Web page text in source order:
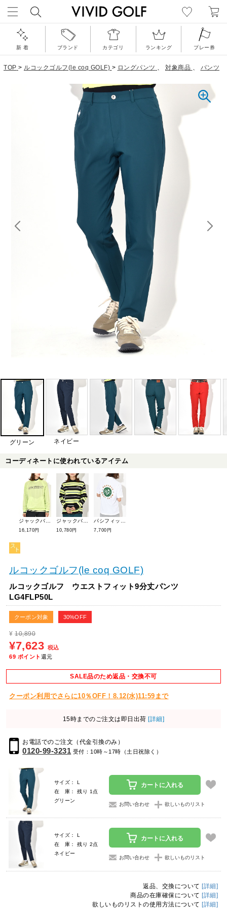
新 着 ブランド カテゴリ ランキング プレー券
TOP > ルコックゴルフ(le coq GOLF) > ロングパンツ 、 対象商品 、 パンツ
グリーン ネイビー
コーディネートに使われているアイテム
16,170円 10,780円 7,700円
ルコックゴルフ(le coq GOLF)
ルコックゴルフ ウエストフィット9分丈パンツ
LG4FLP50L
クーポン対象 30%OFF
¥ 10,890
¥7,623 税込
69 ポイント 還元
SALE品のため返品・交換不可
クーポン利用でさらに10％OFF！8.12(水)11:59まで
15時までのご注文は即日出荷 [詳細]
お電話でのご注文（代金引換のみ）
0120-99-3231 受付：10時～17時（土日祝除く）
サイズ： L
在 庫： 残り 1点
グリーン
カートに入れる
お問い合わせ 欲しいものリスト
サイズ： L
在 庫： 残り 2点
ネイビー
カートに入れる
お問い合わせ 欲しいものリスト
返品、交換について [詳細]
商品の在庫確保について [詳細]
欲しいものリストの使用方法について [詳細]